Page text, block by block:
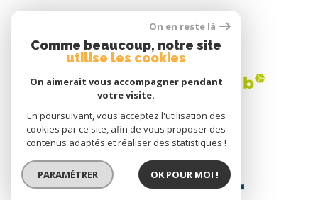
ADHÉRENTS
On en reste là
Comme beaucoup, notre site
utilise les cookies
On aimerait vous accompagner pendant
votre visite.
En poursuivant, vous acceptez l'utilisation des
cookies par ce site, afin de vous proposer des
contenus adaptés et réaliser des statistiques !
PARAMÉTRER OK POUR MOI !